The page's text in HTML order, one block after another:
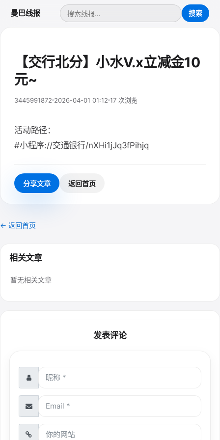
曼巴线报
【交行北分】小水V.x立减金10
元~
3445991872 2026-04-01 01:12 17 次浏览
活动路径：
#小程序://交通银行/nXHi1jJq3fPihjq
分享文章 返回首页
← 返回首页
相关文章
暂无相关文章
发表评论